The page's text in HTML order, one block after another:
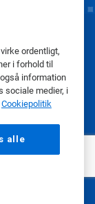
ordentligt,
i forhold til
information
sociale medier, i
Cookiepolitik
alle
|Betingelser